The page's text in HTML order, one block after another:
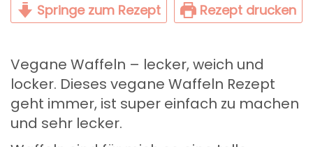
Springe zum Rezept Rezept drucken
Vegane Waffeln – lecker, weich und
locker. Dieses vegane Waffeln Rezept
geht immer, ist super einfach zu machen
und sehr lecker.